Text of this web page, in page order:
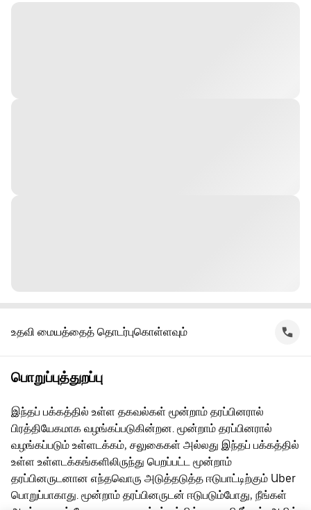
உதவி மையத்தைத் தொடர்புகொள்ளவும்
பொறுப்புத்துறப்பு
இந்தப் பக்கத்தில் உள்ள தகவல்கள் மூன்றாம் தரப்பினரால்
பிரத்தியேகமாக வழங்கப்படுகின்றன. மூன்றாம் தரப்பினரால்
வழங்கப்படும் உள்ளடக்கம், சலுகைகள் அல்லது இந்தப் பக்கத்தில்
உள்ள உள்ளடக்கங்களிலிருந்து பெறப்பட்ட மூன்றாம்
தரப்பினருடனான எந்தவொரு அடுத்தடுத்த ஈடுபாட்டிற்கும் Uber
பொறுப்பாகாது. மூன்றாம் தரப்பினருடன் ஈடுபடும்போது, நீங்கள்